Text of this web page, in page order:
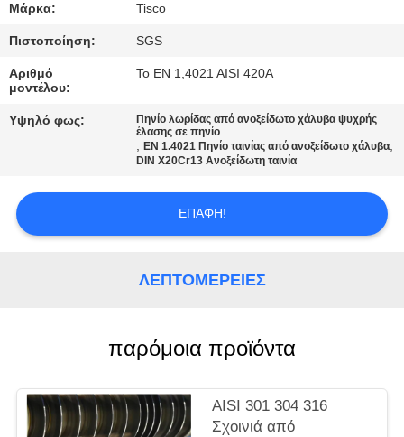
ΜΑΣ
ΕΛΆΤΕ
ΣΕ
ΕΠΑΦΉ
ΖΗΤΉΣΤΕ
ΈΝΑ
POLICY
Μάρκα: Tisco
Πιστοποίηση: SGS
Αριθμό
μοντέλου:
Το EN 1,4021 AISI 420A
Υψηλό φως:
Πηνίο λωρίδας από ανοξείδωτο χάλυβα ψυχρής
έλασης σε πηνίο
,EN 1.4021 Πηνίο ταινίας από ανοξείδωτο χάλυβα,
DIN X20Cr13 Ανοξείδωτη ταινία
ΕΠΑΦΉ!
ΛΕΠΤΟΜΈΡΕΙΕΣ
παρόμοια προϊόντα
AISI 301 304 316
Σχοινιά από